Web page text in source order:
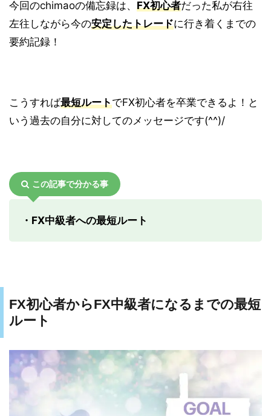
今回のchimaoの備忘録は、 FX初心者だった私が右往
左往しながら今の安定したトレードに行き着くまでの
要約記録！
こうすれば最短ルートでFX初心者を卒業できるよ！と
いう過去の自分に対してのメッセージです(^^)/
この記事で分かる事
・FX中級者への最短ルート
FX初心者からFX中級者になるまでの最短
ルート